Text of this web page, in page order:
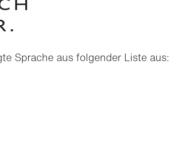
Sprache aus folgender Liste aus: